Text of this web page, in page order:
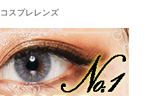
コスプレレンズ